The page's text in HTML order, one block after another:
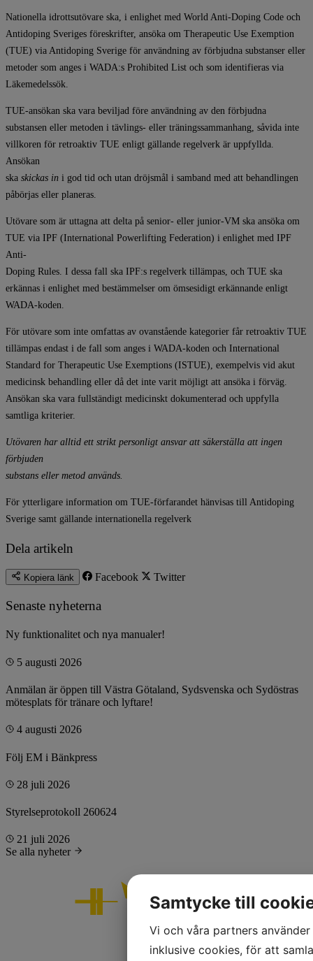
Nationella idrottsutövare ska, i enlighet med World Anti-Doping Code och
Antidoping Sveriges föreskrifter, ansöka om Therapeutic Use Exemption
(TUE) via Antidoping Sverige för användning av förbjudna substanser eller
metoder som anges i WADA:s Prohibited List och som identifieras via
Läkemedelssök.
TUE-ansökan ska vara beviljad före användning av den förbjudna
substansen eller metoden i tävlings- eller träningssammanhang, såvida inte
villkoren för retroaktiv TUE enligt gällande regelverk är uppfyllda.
Ansökan
ska skickas in i god tid och utan dröjsmål i samband med att behandlingen
påbörjas eller planeras.
Utövare som är uttagna att delta på senior- eller junior-VM ska ansöka om
TUE via IPF (International Powerlifting Federation) i enlighet med IPF
Anti-
Doping Rules. I dessa fall ska IPF:s regelverk tillämpas, och TUE ska
erkännas i enlighet med bestämmelser om ömsesidigt erkännande enligt
WADA-koden.
För utövare som inte omfattas av ovanstående kategorier får retroaktiv TUE
tillämpas endast i de fall som anges i WADA-koden och International
Standard for Therapeutic Use Exemptions (ISTUE), exempelvis vid akut
medicinsk behandling eller då det inte varit möjligt att ansöka i förväg.
Ansökan ska vara fullständigt medicinskt dokumenterad och uppfylla
samtliga kriterier.
Utövaren har alltid ett strikt personligt ansvar att säkerställa att ingen
förbjuden
substans eller metod används.
För ytterligare information om TUE-förfarandet hänvisas till Antidoping
Sverige samt gällande internationella regelverk
Dela artikeln
Kopiera länk Facebook Twitter
Senaste nyheterna
Ny funktionalitet och nya manualer!
5 augusti 2026
Anmälan är öppen till Västra Götaland, Sydsvenska och Sydöstras
mötesplats för tränare och lyftare!
4 augusti 2026
Följ EM i Bänkpress
28 juli 2026
Styrelseprotokoll 260624
21 juli 2026
Se alla nyheter
Samtycke till
Vi och våra partners
inklusive cookies, för att